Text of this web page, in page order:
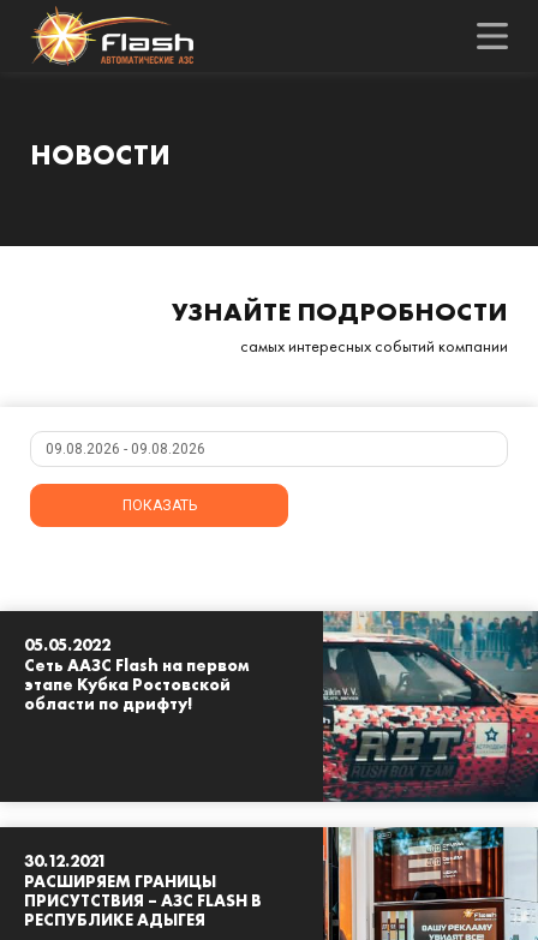
НОВОСТИ
УЗНАЙТЕ ПОДРОБНОСТИ
самых интересных событий компании
ПОКАЗАТЬ
05.05.2022
Сеть ААЗС Flash на первом
этапе Кубка Ростовской
области по дрифту!
30.12.2021
РАСШИРЯЕМ ГРАНИЦЫ
ПРИСУТСТВИЯ – АЗС FLASH В
РЕСПУБЛИКЕ АДЫГЕЯ